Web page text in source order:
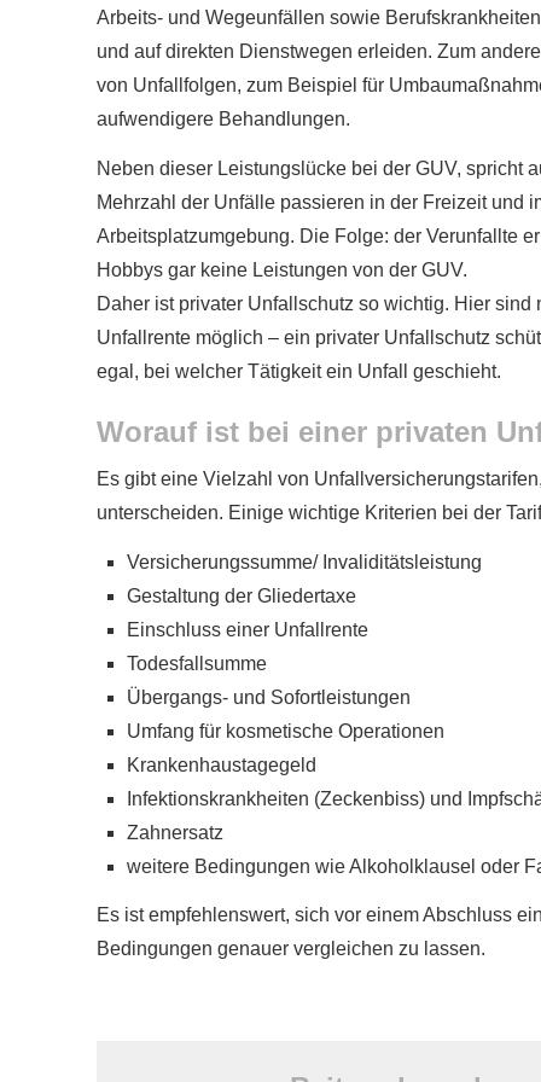
Arbeits- und Wegeunfällen sowie
und auf direkten Dienstwegen erleiden. Zum
von Unfallfolgen, zum Beispiel für
aufwendigere Behandlungen.
Neben dieser Leistungslücke bei der GUV, spricht
Mehrzahl der Unfälle passieren in der Freizeit und
Arbeitsplatzumgebung. Die Folge: der Verunfallte
Hobbys gar keine Leistungen von der GUV.
Daher ist privater Unfallschutz so wichtig. Hier
Unfallrente möglich – ein privater Unfallschutz
egal, bei welcher Tätigkeit ein Unfall geschieht.
Worauf ist bei einer privaten
Es gibt eine Vielzahl von
unterscheiden. Einige wichtige Kriterien bei der
Versicherungssumme/ Invaliditätsleistung
Gestaltung der Gliedertaxe
Einschluss einer Unfallrente
Todesfallsumme
Übergangs- und Sofortleistungen
Umfang für kosmetische Operationen
Krankenhaustagegeld
Infektionskrankheiten (Zeckenbiss) und
Zahnersatz
weitere Bedingungen wie Alkoholklausel oder
Es ist empfehlenswert, sich vor einem Abschluss
Bedingungen genauer ver­gleichen zu lassen.